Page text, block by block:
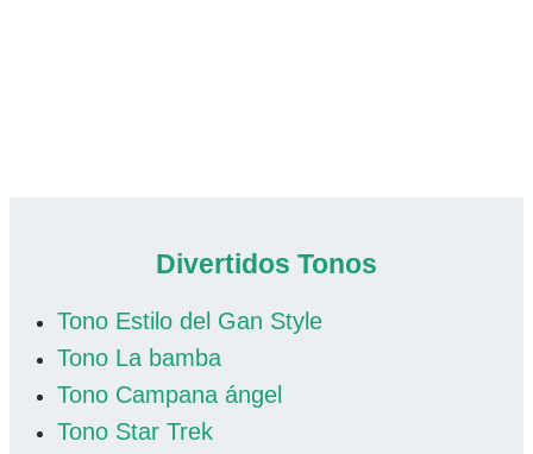
Divertidos Tonos
Tono Estilo del Gan Style
Tono La bamba
Tono Campana ángel
Tono Star Trek